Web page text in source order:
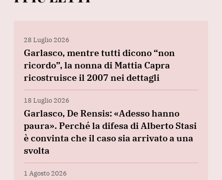
28 Luglio 2026
Garlasco, mentre tutti dicono “non
ricordo”, la nonna di Mattia Capra
ricostruisce il 2007 nei dettagli
18 Luglio 2026
Garlasco, De Rensis: «Adesso hanno
paura». Perché la difesa di Alberto Stasi
è convinta che il caso sia arrivato a una
svolta
1 Agosto 2026